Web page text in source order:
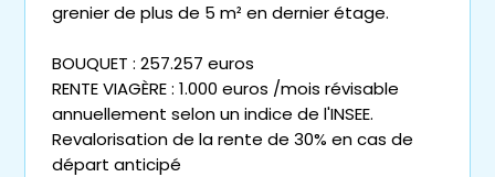
grenier de plus de 5 m² en dernier étage.
BOUQUET : 257.257 euros
RENTE VIAGÈRE : 1.000 euros /mois révisable
annuellement selon un indice de l'INSEE.
Revalorisation de la rente de 30% en cas de
départ anticipé